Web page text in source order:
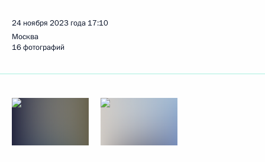
24 ноября 2023 года 17:10
Москва
16 фотографий